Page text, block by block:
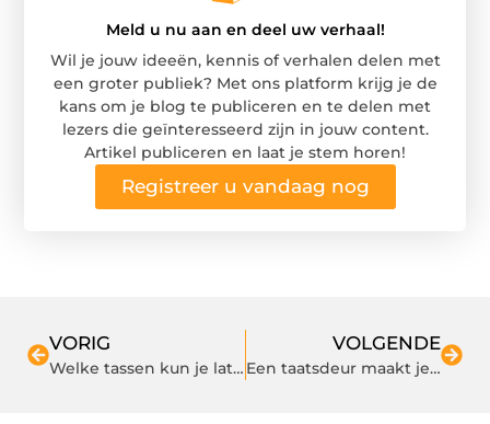
Meld u nu aan en deel uw verhaal!
Wil je jouw ideeën, kennis of verhalen delen met
een groter publiek? Met ons platform krijg je de
kans om je blog te publiceren en te delen met
lezers die geïnteresseerd zijn in jouw content.
Artikel publiceren en laat je stem horen!
Registreer u vandaag nog
VORIG
Welke tassen kun je laten bedrukken?
VOLGENDE
Een taatsdeur maakt je woning compleet